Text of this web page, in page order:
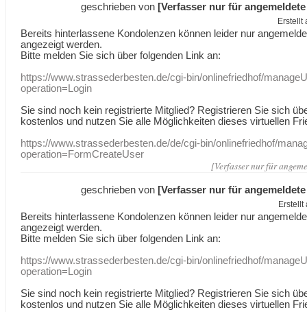
geschrieben von [Verfasser nur für
Erstellt
Bereits hinterlassene Kondolenzen können leider nur
angezeigt werden.
Bitte melden Sie sich über folgenden Link an:
https://www.strassederbesten.de/cgi-bin/onlinefriedhof/
operation=Login
Sie sind noch kein registrierte Mitglied? Registrieren Sie sich
kostenlos und nutzen Sie alle Möglichkeiten dieses virtuellen
https://www.strassederbesten.de/de/cgi-bin/onlinefriedhof/
operation=FormCreateUser
[Verfasser nur für
geschrieben von [Verfasser nur für
Erstellt
Bereits hinterlassene Kondolenzen können leider nur
angezeigt werden.
Bitte melden Sie sich über folgenden Link an:
https://www.strassederbesten.de/cgi-bin/onlinefriedhof/
operation=Login
Sie sind noch kein registrierte Mitglied? Registrieren Sie sich
kostenlos und nutzen Sie alle Möglichkeiten dieses virtuellen